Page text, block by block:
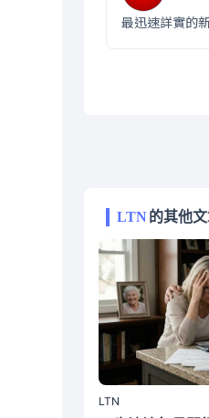
最迅速詳實的
LTN的其他
LTN